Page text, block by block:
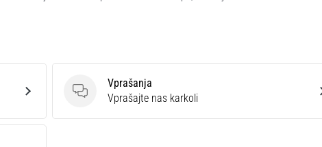
Vprašanja
Vprašanja
Vprašajte nas karkoli